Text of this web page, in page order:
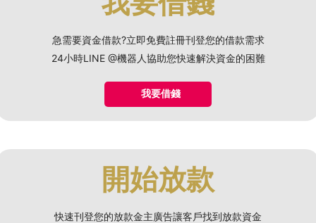
急需要資金借款?立即免費註冊刊登您的借款需求
24小時LINE @機器人協助您快速解決資金的困難
我要借錢
開始放款
快速刊登您的放款金主廣告讓客戶找到放款資金